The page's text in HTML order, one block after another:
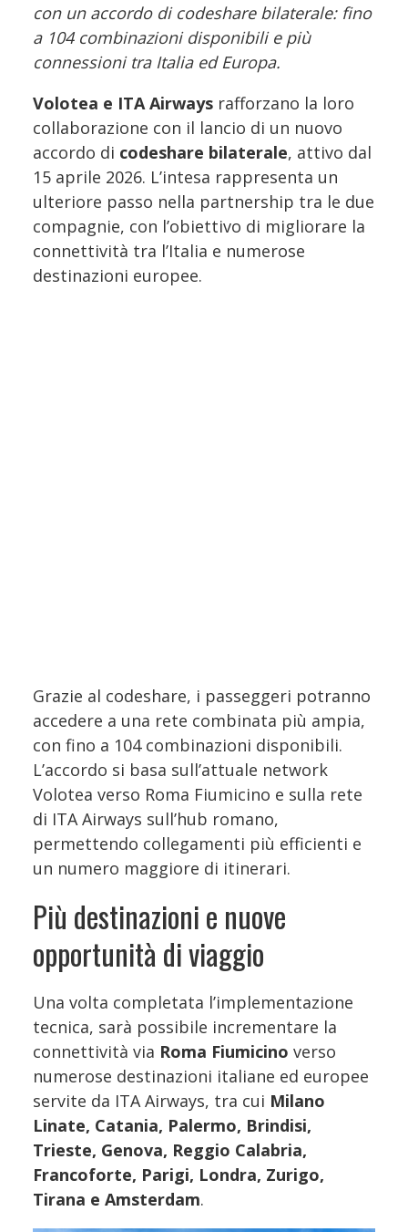
con un accordo di codeshare bilaterale: fino
a 104 combinazioni disponibili e più
connessioni tra Italia ed Europa.
Volotea e ITA Airways rafforzano la loro
collaborazione con il lancio di un nuovo
accordo di codeshare bilaterale, attivo dal
15 aprile 2026. L’intesa rappresenta un
ulteriore passo nella partnership tra le due
compagnie, con l’obiettivo di migliorare la
connettività tra l’Italia e numerose
destinazioni europee.
Grazie al codeshare, i passeggeri potranno
accedere a una rete combinata più ampia,
con fino a 104 combinazioni disponibili.
L’accordo si basa sull’attuale network
Volotea verso Roma Fiumicino e sulla rete
di ITA Airways sull’hub romano,
permettendo collegamenti più efficienti e
un numero maggiore di itinerari.
Più destinazioni e nuove
opportunità di viaggio
Una volta completata l’implementazione
tecnica, sarà possibile incrementare la
connettività via Roma Fiumicino verso
numerose destinazioni italiane ed europee
servite da ITA Airways, tra cui Milano
Linate, Catania, Palermo, Brindisi,
Trieste, Genova, Reggio Calabria,
Francoforte, Parigi, Londra, Zurigo,
Tirana e Amsterdam.